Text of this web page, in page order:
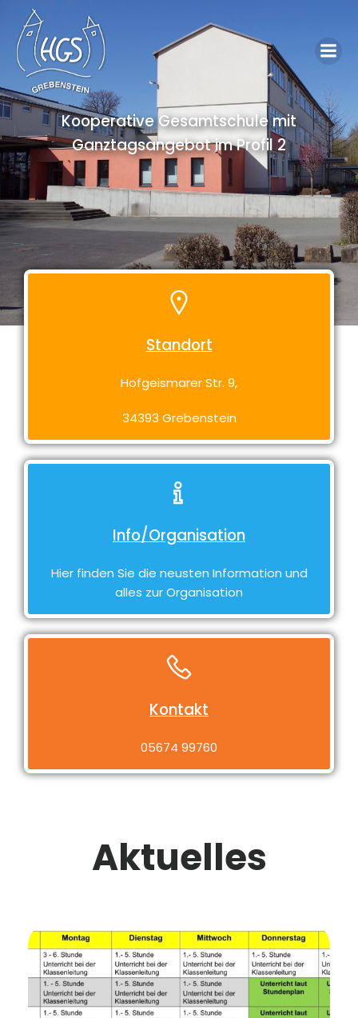
Kooperative Gesamtschule mit
Ganztagsangebot im Profil 2
Standort
Hofgeismarer Str. 9,
34393 Grebenstein
Info/Organisation
Hier finden Sie die neusten Information und
alles zur Organisation
Kontakt
05674 99760
Aktuelles